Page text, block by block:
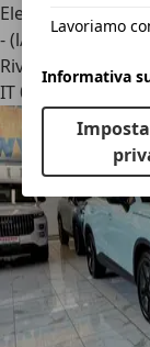
Lavoriamo
Informativa
Elettrica/Benzina
- (l/100 km)
Rivenditore
IT 00138